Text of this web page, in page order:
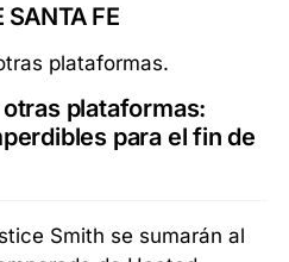
SANTA FE
plataformas:
para el fin de